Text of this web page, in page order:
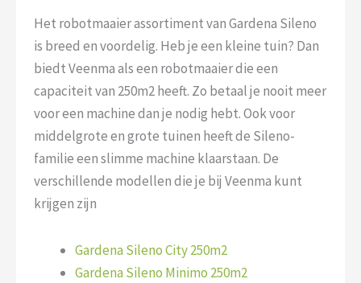
Het robotmaaier assortiment van Gardena Sileno
is breed en voordelig. Heb je een kleine tuin? Dan
biedt Veenma als een robotmaaier die een
capaciteit van 250m2 heeft. Zo betaal je nooit meer
voor een machine dan je nodig hebt. Ook voor
middelgrote en grote tuinen heeft de Sileno-
familie een slimme machine klaarstaan. De
verschillende modellen die je bij Veenma kunt
krijgen zijn
Gardena Sileno City 250m2
Gardena Sileno Minimo 250m2